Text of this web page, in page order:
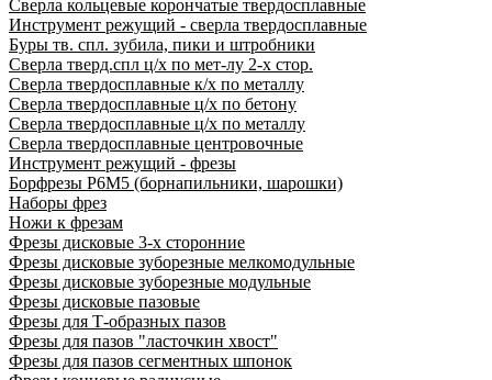
Сверла кольцевые корончатые твердосплавные
Инструмент режущий - сверла твердосплавные
Буры тв. спл. зубила, пики и штробники
Сверла тверд.спл ц/х по мет-лу 2-х стор.
Сверла твердосплавные к/х по металлу
Сверла твердосплавные ц/х по бетону
Сверла твердосплавные ц/х по металлу
Сверла твердосплавные центровочные
Инструмент режущий - фрезы
Борфрезы Р6М5 (борнапильники, шарошки)
Наборы фрез
Ножи к фрезам
Фрезы дисковые 3-х сторонние
Фрезы дисковые зуборезные мелкомодульные
Фрезы дисковые зуборезные модульные
Фрезы дисковые пазовые
Фрезы для Т-образных пазов
Фрезы для пазов "ласточкин хвост"
Фрезы для пазов сегментных шпонок